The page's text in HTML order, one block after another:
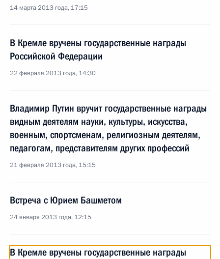
14 марта 2013 года, 17:15
В Кремле вручены государственные награды
Российской Федерации
22 февраля 2013 года, 14:30
Владимир Путин вручит государственные награды
видным деятелям науки, культуры, искусства,
военным, спортсменам, религиозным деятелям,
педагогам, представителям других профессий
21 февраля 2013 года, 15:15
Встреча с Юрием Башметом
24 января 2013 года, 12:15
В Кремле вручены государственные награды